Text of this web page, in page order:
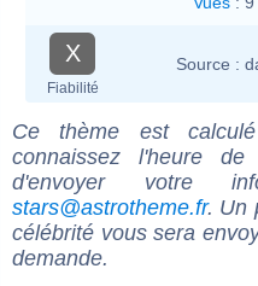
X
Fiabilité
Source :
Ce thème est
connaissez l'heure
d'envoyer votre
stars@astrotheme.fr. Un
célébrité vous sera
demande.